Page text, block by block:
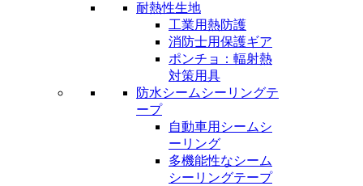
耐熱性生地
工業用熱防護
消防士用保護ギア
ポンチョ：輻射熱
対策用具
防水シームシーリングテ
ープ
自動車用シームシ
ーリング
多機能性なシーム
シーリングテープ